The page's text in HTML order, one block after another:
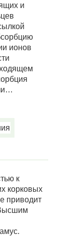
и
ионов
к
корковых
приводит